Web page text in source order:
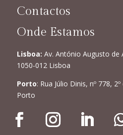
Contactos
Onde Estamos
Lisboa: Av. António Augusto de
1050-012 Lisboa
Porto: Rua Júlio Dinis, nº 778,
Porto